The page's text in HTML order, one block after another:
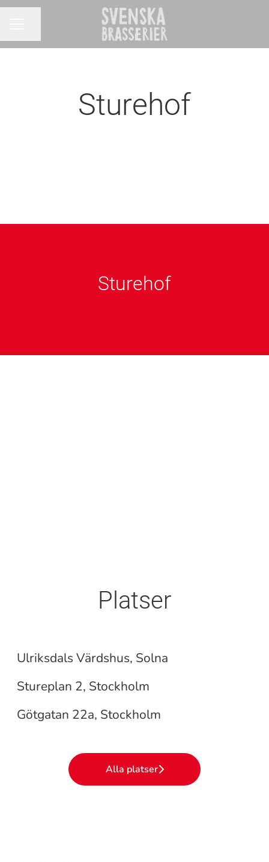
Sturehof
Sturehof
Platser
Ulriksdals Värdshus, Solna
Stureplan 2, Stockholm
Götgatan 22a, Stockholm
Alla platser